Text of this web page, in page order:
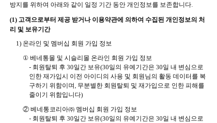
방지를 위하여 아래와 같이 일정 기간 동안 개인정보를 보존합니다
(1) 고객으로부터 제공 받거나 이용약관에 의하여 수집된 개인정보의 처
리 및 보유기간
1) 온라인 및 멤버십 회원 가입 정보
① 베네통몰 및 시슬리몰 온라인 회원 가입 정보
- 회원탈퇴 후 30일간 보유(30일의 유예기간은 30일 내 변심으로
인한 재가입시 이전 아이디의 사용 및 회원님의 활동 데이터를 복
구하기 위함이며 무분별한 회원탈퇴 및 재가입으로 인한 피해를
줄이기 위함입니다)
② 베네통코리아㈜ 멤버십 회원 가입 정보
- 회원탈퇴 후 30일간 보유(30일의 유예기간은 30일 내 변심으로